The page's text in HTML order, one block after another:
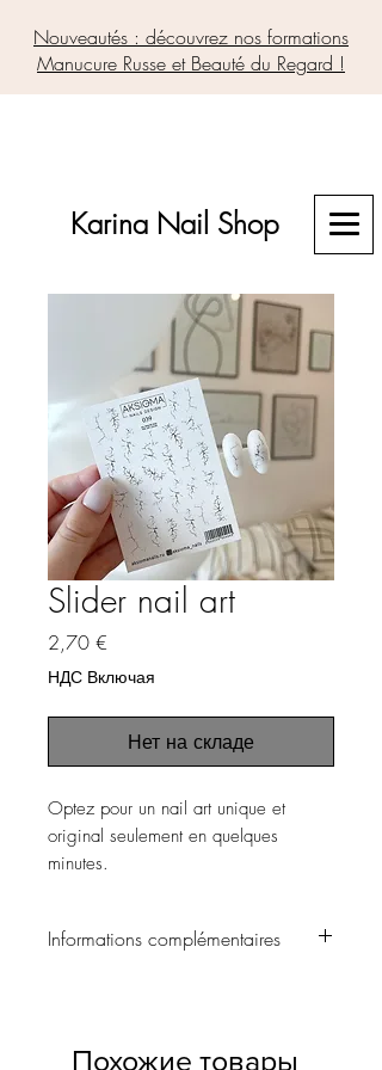
Karina Nail Shop
Nouveautés : découvrez nos formations
Manucure Russe et Beauté du Regard !
Slider nail art
2,70 €
НДС Включая
Нет на складе
Optez pour un nail art unique et
original seulement en quelques
minutes.
Informations complémentaires
▪️ Laissez tremper le motif dans l’eau
Похожие товары